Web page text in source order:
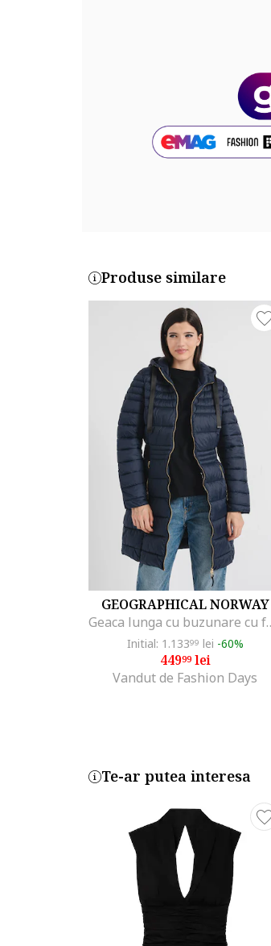
Modelul poarta un produs de
Produse similare
GEOGRAPHICAL NORWAY
Geaca lunga cu
Initial: 1.13399 lei -60%
44999lei
Vandut de Fashion Days
Te-ar putea interesa